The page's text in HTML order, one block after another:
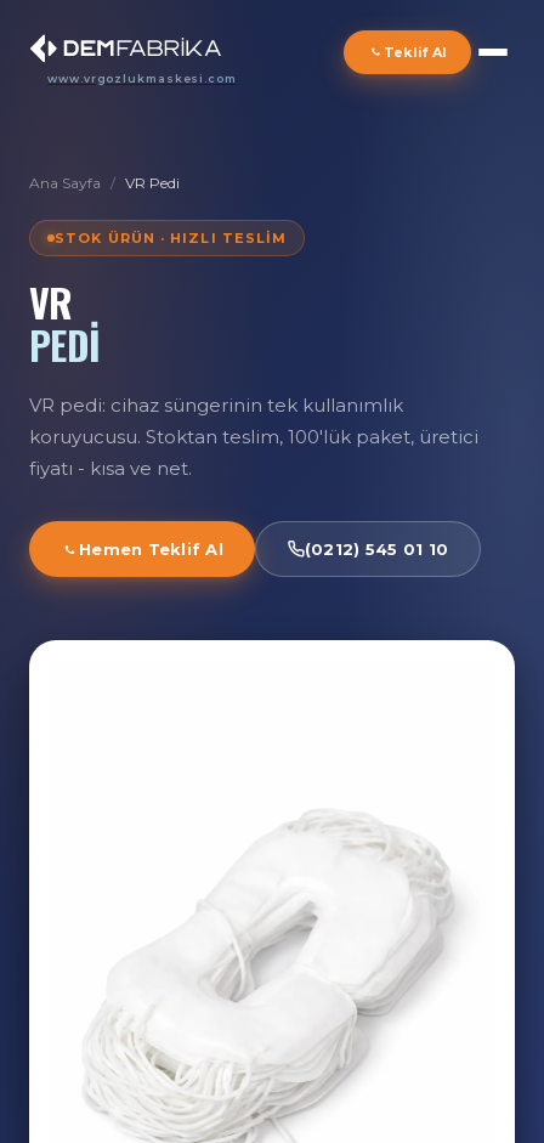
www.vrgozlukmaskesi.com
Teklif Al
Ana Sayfa / VR Pedi
STOK ÜRÜN · HIZLI TESLIM
VR
PEDİ
VR pedi: cihaz süngerinin tek kullanımlık
koruyucusu. Stoktan teslim, 100'lük paket, üretici
fiyatı - kısa ve net.
Hemen Teklif Al (0212) 545 01 10